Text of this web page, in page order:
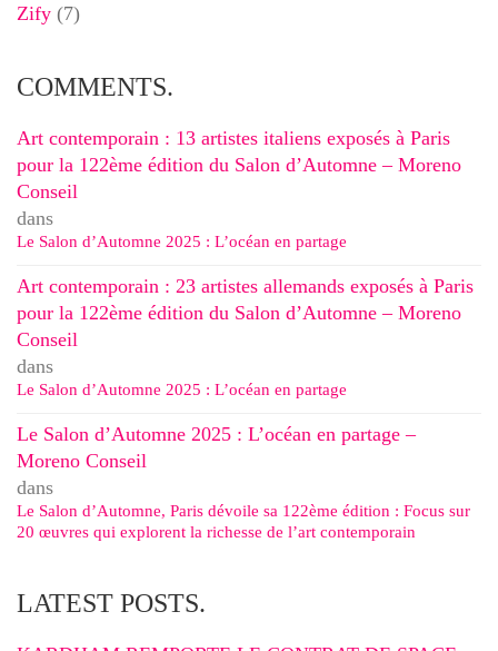
Zify (7)
COMMENTS.
Art contemporain : 13 artistes italiens exposés à Paris
pour la 122ème édition du Salon d’Automne – Moreno
Conseil
dans
Le Salon d’Automne 2025 : L’océan en partage
Art contemporain : 23 artistes allemands exposés à Paris
pour la 122ème édition du Salon d’Automne – Moreno
Conseil
dans
Le Salon d’Automne 2025 : L’océan en partage
Le Salon d’Automne 2025 : L’océan en partage –
Moreno Conseil
dans
Le Salon d’Automne, Paris dévoile sa 122ème édition : Focus sur
20 œuvres qui explorent la richesse de l’art contemporain
LATEST POSTS.